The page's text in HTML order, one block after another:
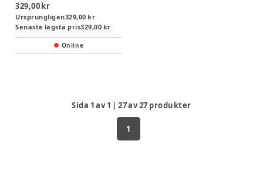
329,00 kr
Ursprungligen329,00 kr
Senaste lägsta pris329,00 kr
Online
Sida 1av1 |27av27 produkter
1